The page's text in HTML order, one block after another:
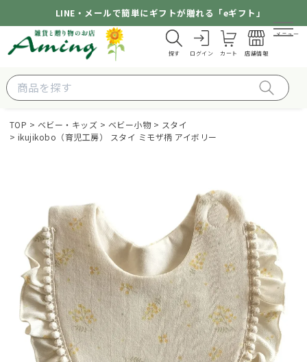
LINE・メールで簡単にギフトが贈れる「eギフト」
探す ログイン カート 店舗情報
メニュー
TOP ベビー・キッズ ベビー小物
スタイ
ikujikobo（育児工房） スタイ ミモザ柄 アイボリー